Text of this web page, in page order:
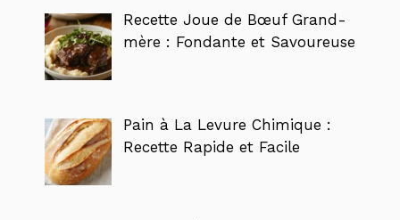
Recette Joue de Bœuf Grand-
mère : Fondante et Savoureuse
Pain à La Levure Chimique :
Recette Rapide et Facile